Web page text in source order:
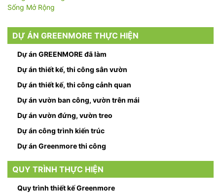
DỰ ÁN GREENMORE THỰC HIỆN
Dự án GREENMORE đã làm
Dự án thiết kế, thi công sân vườn
Dự án thiết kế, thi công cảnh quan
Dự án vườn ban công, vườn trên mái
Dự án vườn đứng, vườn treo
Dự án công trình kiến trúc
Dự án Greenmore thi công
QUY TRÌNH THỰC HIỆN
Quy trình thiết kế Greenmore